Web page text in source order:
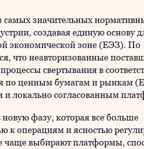
самых значительных
создавая единую основу
экономической зоне (ЕЭЗ). По
что неавторизованные
свертывания в
по ценным бумагам и рынкам
и локально согласованным
фазу, которая все больше
к операциям и ясностью
чаще выбирают платформы,